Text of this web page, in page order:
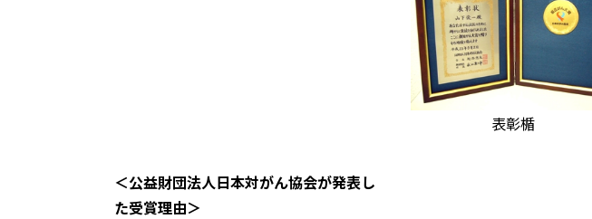
＜公益財団法人日本対がん協会が発表し
た受賞理由＞
表彰楯